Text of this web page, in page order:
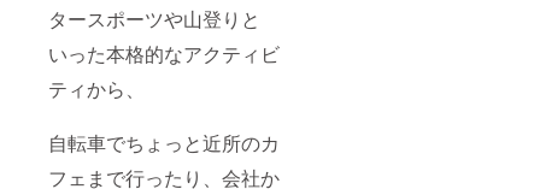
タースポーツや山登りと
いった本格的なアクティビ
ティから、
自転車でちょっと近所のカ
フェまで行ったり、会社か